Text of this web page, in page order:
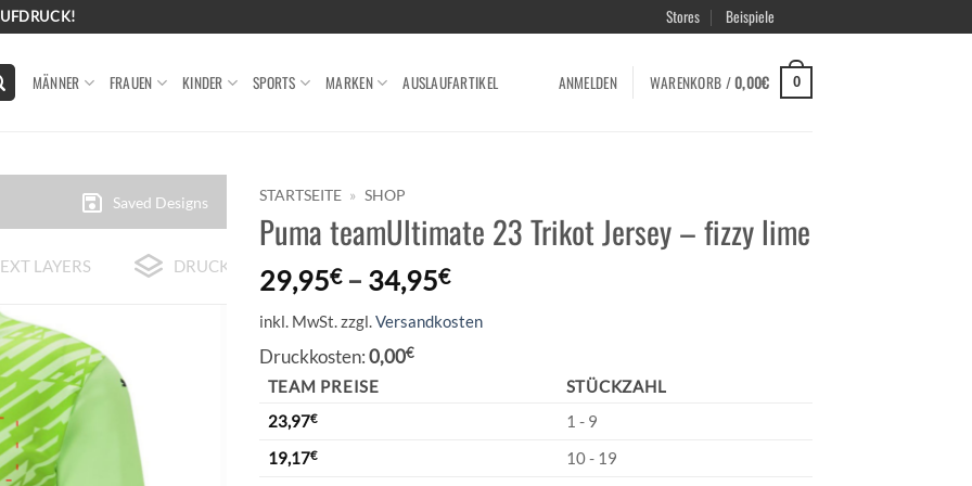
Stores Beispiele
MÄNNER FRAUEN KINDER SPORTS MARKEN AUSLAUFARTIKEL ANMELDEN WARENKORB /0,00€ 0
Saved Designs
LAYERS DRUCK-BEISPIELE
STARTSEITE » SHOP
Puma teamUltimate 23 Trikot Jersey – fizzy lime
29,95€– 34,95€
inkl. MwSt.zzgl.Versandkosten
Druckkosten:0,00€
TEAM PREISE
STÜCKZAHL
23,97€
1 - 9
19,17€
10 - 19